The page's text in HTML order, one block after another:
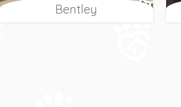
Bentley